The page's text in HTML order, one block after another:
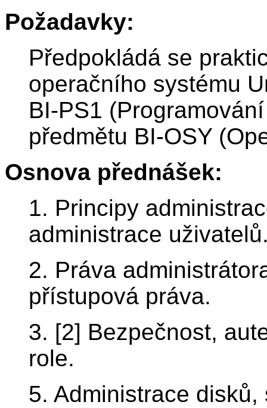
Požadavky:
Předpokládá se
operačního systému
BI-PS1
předmětu BI-OSY
Osnova přednášek:
1. Principy
administrace
2. Práva
přístupová práva.
3. [2] Bezpečnost,
role.
5. Administrace